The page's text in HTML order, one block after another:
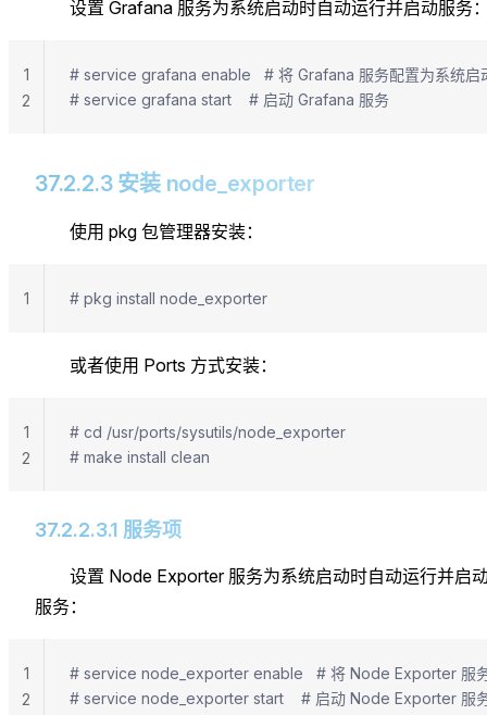
设置 Grafana 服务为系统启动时自动运行并启动服务
# service grafana enable   # 将 Grafana 服务配置为系统启
# service grafana start    # 启动 Grafana 服务
1
2
37.2.2.3 安装 node_exporter
使用 pkg 包管理器安装：
# pkg install node_exporter
1
或者使用 Ports 方式安装：
# cd /usr/ports/sysutils/node_exporter
# make install clean
1
2
37.2.2.3.1 服务项
设置 Node Exporter 服务为系统启动时自动运行并启
服务：
# service node_exporter enable   # 将 Node Exporter 服
# service node_exporter start    # 启动 Node Exporter 服
1
2